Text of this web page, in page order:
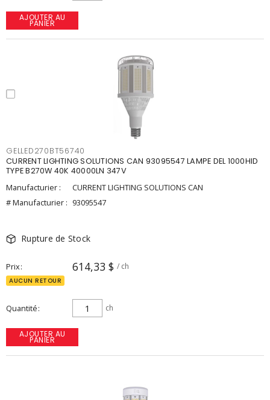
AJOUTER AU
PANIER
GELLED270BT56740
CURRENT LIGHTING SOLUTIONS CAN 93095547 LAMPE DEL 1000HID
TYPE B270W 40K 40000LN 347V
Manufacturier :
CURRENT LIGHTING SOLUTIONS CAN
# Manufacturier : 93095547
Rupture de Stock
Prix 614,33 $ / ch
AUCUN RETOUR
Quantité ch
AJOUTER AU
PANIER